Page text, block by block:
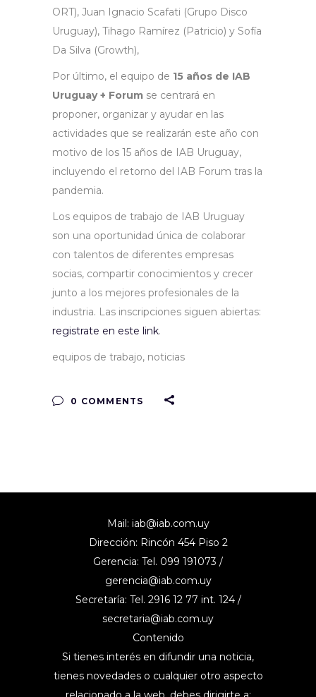
ORT), Juan Ignacio Scafati (Grupo Disco
Uruguay), Tihago Ramírez (Patricio) y Sofía
Da Silva (Growth),
Por último, el equipo de 15 años de IAB
Uruguay + Forum se centrará en
proponer, organizar y ayudar en las
actividades que se realizarán este año con
motivo de los 15 años de IAB Uruguay,
incluyendo el retorno del IAB Forum tras la
pandemia.
Los equipos de trabajo de IAB Uruguay
son una oportunidad única de colaborar
con talentos de diferentes empresas
socias, compartir conocimientos y crecer
junto a los mejores profesionales de la
industria. Las inscripciones siguen abiertas:
registrate en este link.
equipos de trabajo, noticias
0 COMMENTS
Mail: iab@iab.com.uy
Dirección: Rincón 454 Piso 2
Gerencia: Tel. 099 191073 /
gerencia@iab.com.uy
Secretaría: Tel. 2916 12 77 int. 124 /
secretaria@iab.com.uy
Contenido
Si tienes interés en difundir una noticia,
tienes novedades o cualquier otro aspecto